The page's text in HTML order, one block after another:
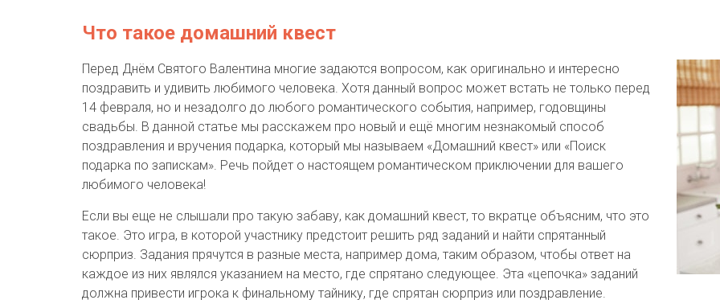
Что такое домашний квест
Перед Днём Святого Валентина многие задаются вопросом, как оригинально и интересно
поздравить и удивить любимого человека. Хотя данный вопрос может встать не только перед
14 февраля, но и незадолго до любого романтического события, например, годовщины
свадьбы. В данной статье мы расскажем про новый и ещё многим незнакомый способ
поздравления и вручения подарка, который мы называем «Домашний квест» или «Поиск
подарка по запискам». Речь пойдет о настоящем романтическом приключении для вашего
любимого человека!
Если вы еще не слышали про такую забаву, как домашний квест, то вкратце объясним, что это
такое. Это игра, в которой участнику предстоит решить ряд заданий и найти спрятанный
сюрприз. Задания прячутся в разные места, например дома, таким образом, чтобы ответ на
каждое из них являлся указанием на место, где спрятано следующее. Эта «цепочка» заданий
должна привести игрока к финальному тайнику, где спрятан сюрприз или поздравление.